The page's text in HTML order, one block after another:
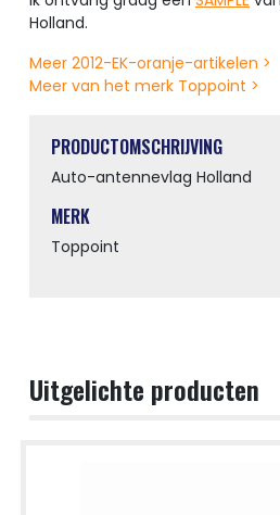
Holland.
Meer 2012-EK-oranje-artikelen >
Meer van het merk Toppoint >
PRODUCTOMSCHRIJVING
Auto-antennevlag Holland
MERK
Toppoint
Uitgelichte producten